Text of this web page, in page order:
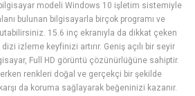
modeli Windows 10 işletim sistemiyle
bulunan bilgisayarla birçok programı ve
15.6 inç ekranıyla da dikkat çeken
izleme keyfinizi artırır. Geniş açılı bir seyir
Full HD görüntü çözünürlüğüne sahiptir.
renkleri doğal ve gerçekçi bir şekilde
da koruma sağlayarak beğeninizi kazanır.